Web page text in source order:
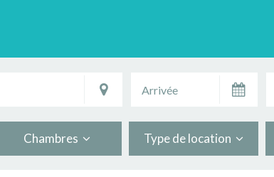
Chambres Type de location